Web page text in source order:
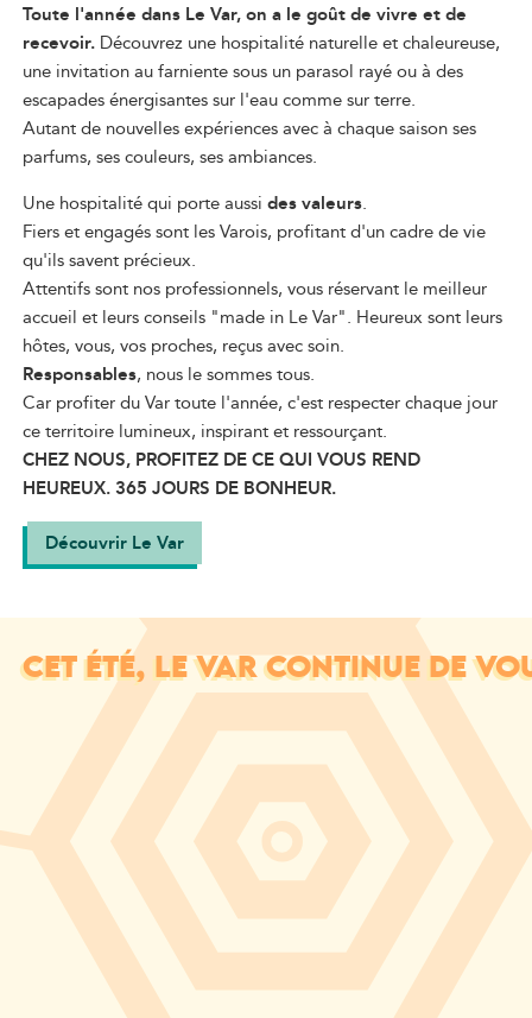
Toute l'année dans Le Var, on a le goût de vivre et de
recevoir.Découvrez une hospitalité naturelle et chaleureuse,
une invitation au farniente sous un parasol rayé ou à des
escapades énergisantes sur l'eau comme sur terre.
Autant de nouvelles expériences avec à chaque saison ses
parfums, ses couleurs, ses ambiances.
Une hospitalité qui porte aussi des valeurs.
Fiers et engagés sont les Varois, profitant d'un cadre de vie
qu'ils savent précieux.
Attentifs sont nos professionnels, vous réservant le meilleur
accueil et leurs conseils "made in Le Var". Heureux sont leurs
hôtes, vous, vos proches, reçus avec soin.
Responsables, nous le sommes tous.
Car profiter du Var toute l'année, c'est respecter chaque jour
ce territoire lumineux, inspirant et ressourçant.
CHEZ NOUS, PROFITEZ DE CE QUI VOUS REND
HEUREUX. 365 JOURS DE BONHEUR.
Découvrir Le Var
CET ÉTÉ, LE VAR CONTINUE DE